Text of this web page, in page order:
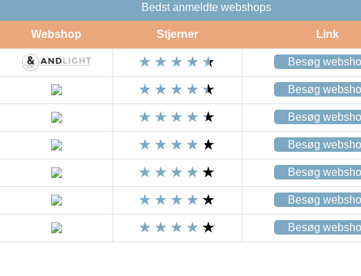
Bedst anmeldte webshops
Webshop Stjerner Link
Besøg
Besøg
Besøg
Besøg
Besøg
Besøg
Besøg